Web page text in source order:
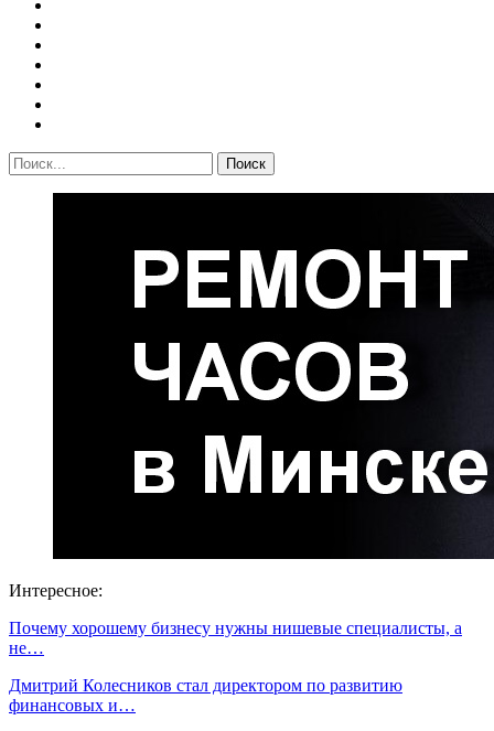
Интересное:
Почему хорошему бизнесу нужны нишевые специалисты, а
не…
Дмитрий Колесников стал директором по развитию
финансовых и…